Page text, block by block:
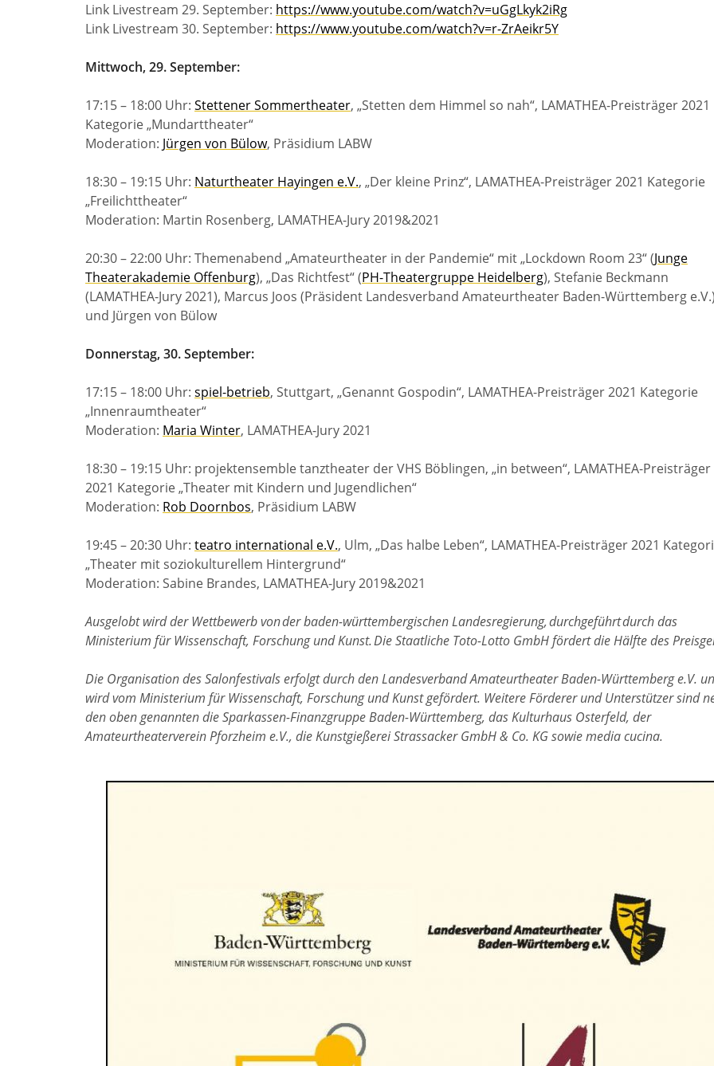
Link Livestream 29. September: https://www.youtube.com/watch?v=uGgLkyk2iRg
Link Livestream 30. September: https://www.youtube.com/watch?v=r-ZrAeikr5Y
Mittwoch, 29. September:
17:15 – 18:00 Uhr: Stettener Sommertheater, „Stetten dem Himmel so nah“, LAMATHEA-Preisträger 2021
Kategorie „Mundarttheater“
Moderation: Jürgen von Bülow, Präsidium LABW
18:30 – 19:15 Uhr: Naturtheater Hayingen e.V., „Der kleine Prinz“, LAMATHEA-Preisträger 2021 Kategorie
„Freilichttheater“
Moderation: Martin Rosenberg, LAMATHEA-Jury 2019&2021
20:30 – 22:00 Uhr: Themenabend „Amateurtheater in der Pandemie“ mit „Lockdown Room 23“ (Junge
Theaterakademie Offenburg), „Das Richtfest“ (PH-Theatergruppe Heidelberg), Stefanie Beckmann
(LAMATHEA-Jury 2021), Marcus Joos (Präsident Landesverband Amateurtheater Baden-Württemberg e.V.)
und Jürgen von Bülow
Donnerstag, 30. September:
17:15 – 18:00 Uhr: spiel-betrieb, Stuttgart, „Genannt Gospodin“, LAMATHEA-Preisträger 2021 Kategorie
„Innenraumtheater“
Moderation: Maria Winter, LAMATHEA-Jury 2021
18:30 – 19:15 Uhr: projektensemble tanztheater der VHS Böblingen, „in between“, LAMATHEA-Preisträger
2021 Kategorie „Theater mit Kindern und Jugendlichen“
Moderation: Rob Doornbos, Präsidium LABW
19:45 – 20:30 Uhr: teatro international e.V., Ulm, „Das halbe Leben“, LAMATHEA-Preisträger 2021
„Theater mit soziokulturellem Hintergrund“
Moderation: Sabine Brandes, LAMATHEA-Jury 2019&2021
Ausgelobt wird der Wettbewerb von der baden-württembergischen Landesregierung, durchgeführt durch das
Ministerium für Wissenschaft, Forschung und Kunst. Die Staatliche Toto-Lotto GmbH fördert die Hälfte des
Die Organisation des Salonfestivals erfolgt durch den Landesverband Amateurtheater Baden-Württemberg e.V.
wird vom Ministerium für Wissenschaft, Forschung und Kunst gefördert. Weitere Förderer und Unterstützer sind
den oben genannten die Sparkassen-Finanzgruppe Baden-Württemberg, das Kulturhaus Osterfeld, der
Amateurtheaterverein Pforzheim e.V., die Kunstgießerei Strassacker GmbH & Co. KG sowie media cucina.